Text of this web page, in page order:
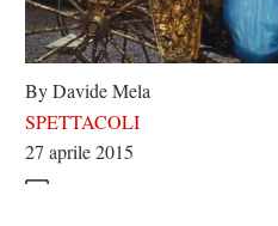
By Davide Mela
SPETTACOLI
27 aprile 2015